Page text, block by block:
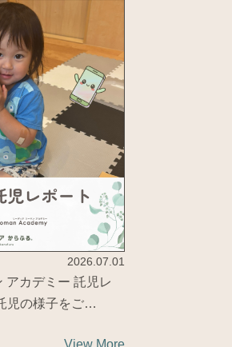
2026.07.01
アカデミー 託児レ
児の様子をご…
View More